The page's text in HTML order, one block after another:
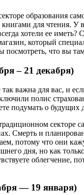
образования
для чтения. У
хотели ее иметь?
который
посмотреть, что вы
– 21 декабря)
так важна для вас, и
полис
подумать о будущих
секторе
Смерть и
потому что они
дня, но как
облегчение,
— 19 января)